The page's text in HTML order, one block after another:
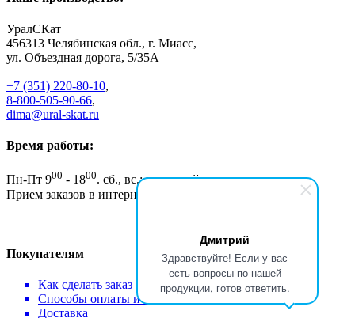
Дмитрий
Здравствуйте! Если у вас
есть вопросы по нашей
продукции, готов ответить.
УралСКат
456313 Челябинская обл., г. Миасс,
ул. Объездная дорога, 5/35А
+7 (351) 220-80-10,
8-800-505-90-66,
dima@ural-skat.ru
Время работы:
Пн-Пт 900 - 1800. сб., вс.: выходной
Прием заказов в интернет магазине - круглосуточно
Покупателям
Как сделать заказ
Способы оплаты и возврат
Доставка